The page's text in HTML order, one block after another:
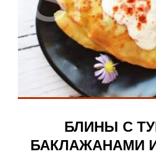
БЛИНЫ С
БАКЛАЖАНАМИ